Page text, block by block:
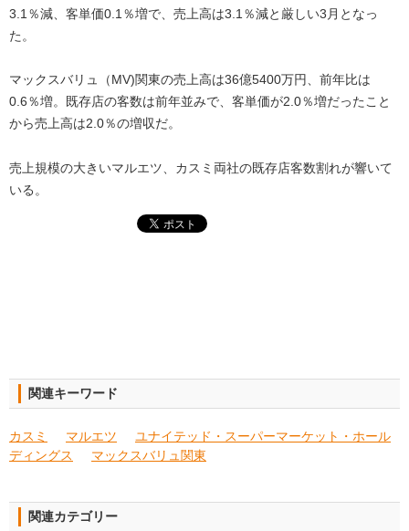
3.1％減、客単価0.1％増で、売上高は3.1％減と厳しい3月となっ
た。
マックスバリュ（MV)関東の売上高は36億5400万円、前年比は
0.6％増。既存店の客数は前年並みで、客単価が2.0％増だったこと
から売上高は2.0％の増収だ。
売上規模の大きいマルエツ、カスミ両社の既存店客数割れが響いて
いる。
関連キーワード
カスミ マルエツ
ユナイテッド・スーパーマーケット・ホール
ディングス
マックスバリュ関東
関連カテゴリー